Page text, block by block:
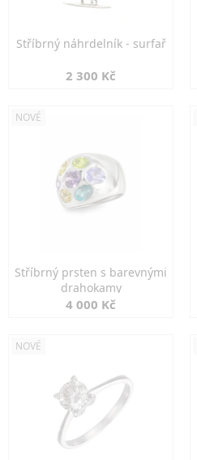
Stříbrný náhrdelník - surfař
2 300 Kč
NOVÉ
Stříbrný prsten s barevnými
drahokamy
4 000 Kč
NOVÉ